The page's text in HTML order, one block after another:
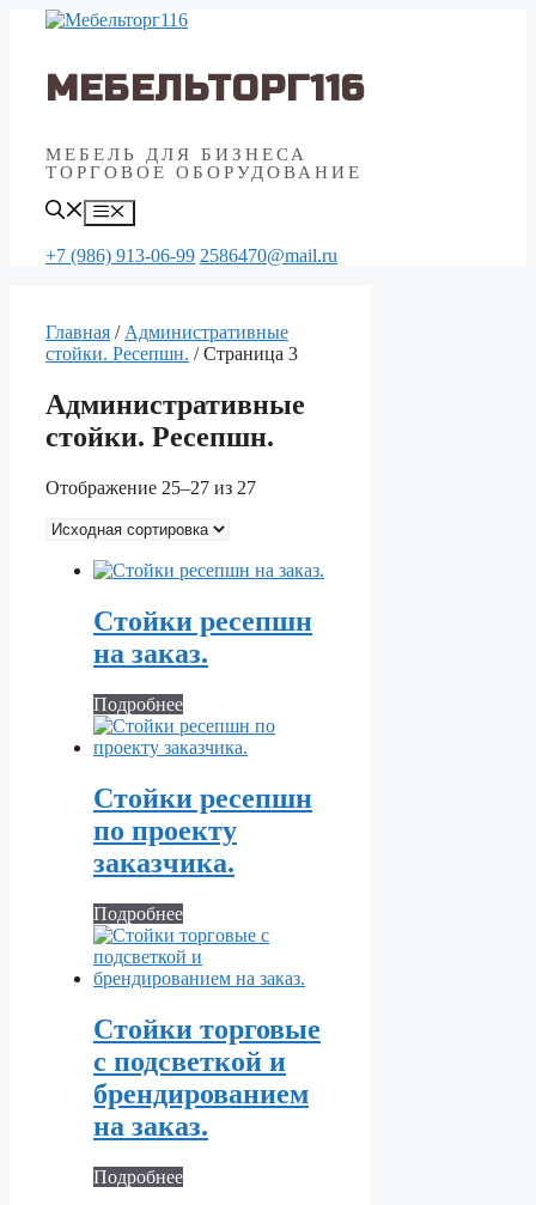
Перейти
МЕБЕЛЬТОРГ116
МЕБЕЛЬ ДЛЯ БИЗНЕСА
ТОРГОВОЕ ОБОРУДОВАНИЕ
Меню
+7 (986) 913-06-99 2586470@mail.ru
Главная / Aдминистративные
стойки. Ресепшн. / Страница 3
Aдминистративные
стойки. Ресепшн.
Отображение 25–27 из 27
Стойки ресепшн
на заказ.
Подробнее
Стойки ресепшн
по проекту
заказчика.
Подробнее
Стойки торговые
с подсветкой и
брендированием
на заказ.
Подробнее